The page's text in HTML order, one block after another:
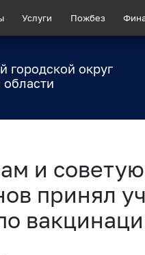
Услуги Пожбез
городской округ
и
принял